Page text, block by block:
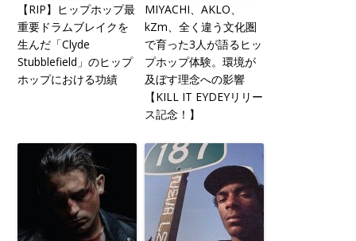
【RIP】ヒップホップ最
重要ドラムブレイクを
生んだ「Clyde
Stubblefield」のヒップ
ホップにおける功績
MIYACHI、AKLO、
kZm、全く違う文化圏
で育った3人が語るヒッ
プホップ体験。環境が
及ぼす理念への影響
【KILL IT EYDEYリリー
ス記念！】